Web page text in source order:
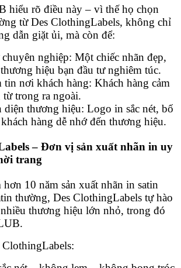
hiểu rõ điều này – vì thế họ chọn
từ Des ClothingLabels, không chỉ
dẫn giặt ủi, mà còn để:
nghiệp: Một chiếc nhãn đẹp,
hiệu bạn đầu tư nghiêm túc.
nơi khách hàng: Khách hàng cảm
trong ra ngoài.
diện thương hiệu: Logo in sắc nét, bố
hàng dễ nhớ đến thương hiệu.
– Đơn vị sản xuất nhãn in uy
trang
10 năm sản xuất nhãn in satin
thường, Des ClothingLabels tự hào
thương hiệu lớn nhỏ, trong đó
ClothingLabels: